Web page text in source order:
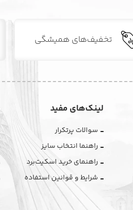
تخفیف‌های همیشگی
لینک‌های مفید
سوالات پرتکرار
راهنما انتخاب سایز
راهنمای خرید اسکیت‌برد
شرایط و قوانین استفاده